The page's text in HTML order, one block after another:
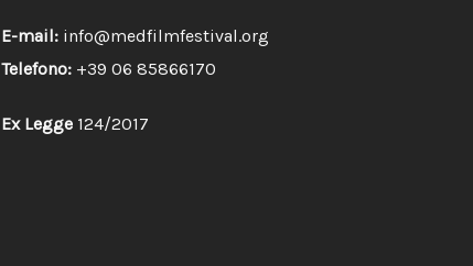
E-mail: info@medfilmfestival.org
Telefono: +39 06 85866170
Ex Legge 124/2017